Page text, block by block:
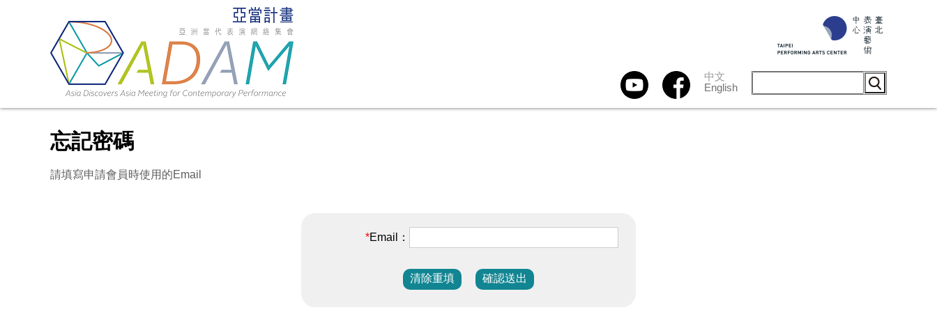
中文
English
忘記密碼
請填寫申請會員時使用的Email
Email：
清除重填 確認送出